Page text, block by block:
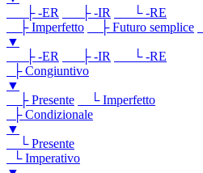
├ -ER
├ -IR
└ -RE
├ Imperfetto
├ Futuro semplice
▼
├ -ER
├ -IR
└ -RE
├ Congiuntivo
▼
├ Presente
└ Imperfetto
├ Condizionale
▼
└ Presente
└ Imperativo